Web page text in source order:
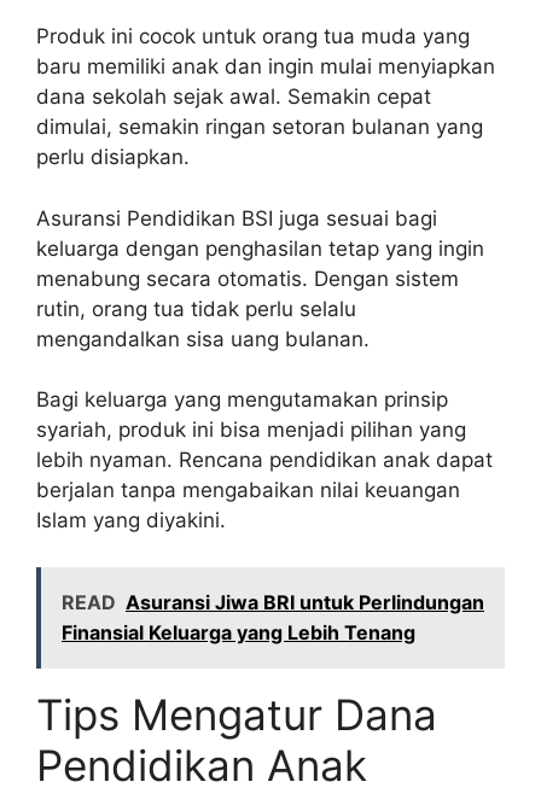
Produk ini cocok untuk orang tua muda yang
baru memiliki anak dan ingin mulai menyiapkan
dana sekolah sejak awal. Semakin cepat
dimulai, semakin ringan setoran bulanan yang
perlu disiapkan.
Asuransi Pendidikan BSI juga sesuai bagi
keluarga dengan penghasilan tetap yang ingin
menabung secara otomatis. Dengan sistem
rutin, orang tua tidak perlu selalu
mengandalkan sisa uang bulanan.
Bagi keluarga yang mengutamakan prinsip
syariah, produk ini bisa menjadi pilihan yang
lebih nyaman. Rencana pendidikan anak dapat
berjalan tanpa mengabaikan nilai keuangan
Islam yang diyakini.
READ Asuransi Jiwa BRI untuk Perlindungan
Finansial Keluarga yang Lebih Tenang
Tips Mengatur Dana
Pendidikan Anak